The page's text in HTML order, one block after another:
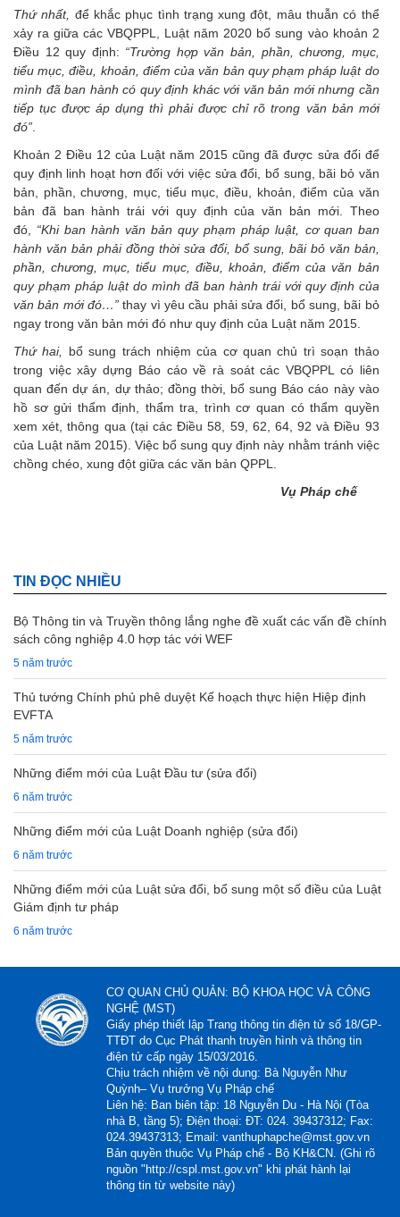
Thứ nhất, để khắc phục tình trạng xung đột, mâu thuẫn có thể
xảy ra giữa các VBQPPL, Luật năm 2020 bổ sung vào khoản 2
Điều 12 quy định: “Trường hợp văn bản, phần, chương, mục,
tiểu mục, điều, khoản, điểm của văn bản quy phạm pháp luật do
mình đã ban hành có quy định khác với văn bản mới nhưng cần
tiếp tục được áp dụng thì phải được chỉ rõ trong văn bản mới
đó”
Khoản 2 Điều 12 của Luật năm 2015 cũng đã được sửa đổi để
quy định linh hoạt hơn đối với việc sửa đổi, bổ sung, bãi bỏ văn
bản, phần, chương, mục, tiểu mục, điều, khoản, điểm của văn
bản đã ban hành trái với quy định của văn bản mới. Theo
đó, “Khi ban hành văn bản quy phạm pháp luật, cơ quan ban
hành văn bản phải đồng thời sửa đổi, bổ sung, bãi bỏ văn bản,
phần, chương, mục, tiểu mục, điều, khoản, điểm của văn bản
quy phạm pháp luật do mình đã ban hành trái với quy định của
văn bản mới đó…”thay vì yêu cầu phải sửa đổi, bổ sung, bãi bỏ
ngay trong văn bản mới đó như quy định của Luật năm 2015.
Thứ hai,
bổ sung trách nhiệm của cơ quan chủ trì soạn thảo
trong việc xây dựng Báo cáo về rà soát các VBQPPL có liên
quan đến dự án, dự thảo; đồng thời, bổ sung Báo cáo này vào
hồ sơ gửi thẩm định, thẩm tra, trình cơ quan có thẩm quyền
xem xét, thông qua (tại các Điều 58, 59, 62, 64, 92 và Điều 93
của Luật năm 2015). Việc bổ sung quy định này nhằm tránh việc
chồng chéo, xung đột giữa các văn bản QPPL.
Vụ Pháp chế
TIN ĐỌC NHIỀU
Bộ Thông tin và Truyền thông lắng nghe đề xuất các vấn đề chính
sách công nghiệp 4.0 hợp tác với WEF
5 năm trước
Thủ tướng Chính phủ phê duyệt Kế hoạch thực hiện Hiệp định
EVFTA
5 năm trước
Những điểm mới của Luật Đầu tư (sửa đổi)
6 năm trước
Những điểm mới của Luật Doanh nghiệp (sửa đổi)
6 năm trước
Những điểm mới của Luật sửa đổi, bổ sung một số điều của Luật
Giám định tư pháp
6 năm trước
CƠ QUAN CHỦ QUẢN: BỘ KHOA HỌC VÀ CÔNG
NGHỆ (MST)
Giấy phép thiết lập Trang thông tin điện tử số 18/GP-
TTĐT do Cục Phát thanh truyền hình và thông tin
điện tử cấp ngày 15/03/2016.
Chịu trách nhiệm về nội dung: Bà Nguyễn Như
Quỳnh– Vụ trưởng Vụ Pháp chế
Liên hệ: Ban biên tập: 18 Nguyễn Du - Hà Nội (Tòa
nhà B, tầng 5); Điện thoại: ĐT: 024. 39437312; Fax:
024.39437313; Email: vanthuphapche@mst.gov.vn
Bản quyền thuộc Vụ Pháp chế - Bộ KH&CN. (Ghi rõ
nguồn "http://cspl.mst.gov.vn" khi phát hành lại
thông tin từ website này)